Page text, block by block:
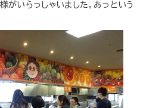
がいらっしゃいました。あっという